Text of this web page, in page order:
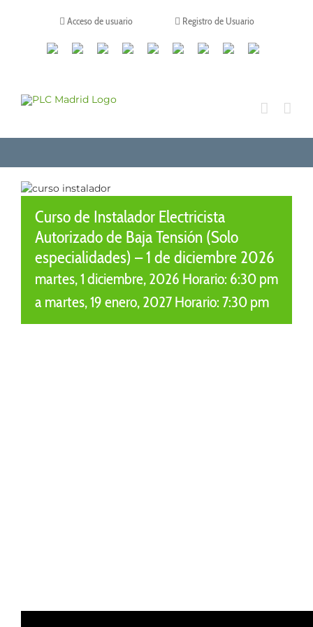
Acceso de usuario Registro de Usuario
CanalesLinkedinYoutubeTiktokFacebookInstagram
X TwitchContacto
Curso de Instalador Electricista
Autorizado de Baja Tensión (Solo
especialidades) – 1 de diciembre 2026
martes, 1 diciembre, 2026 Horario: 6:30 pm
a martes, 19 enero, 2027 Horario: 7:30 pm